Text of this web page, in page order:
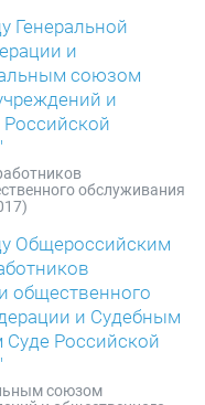
Генеральной
и
союзом
и
обслуживания
Общероссийским
общественного
и Судебным
Российской
союзом